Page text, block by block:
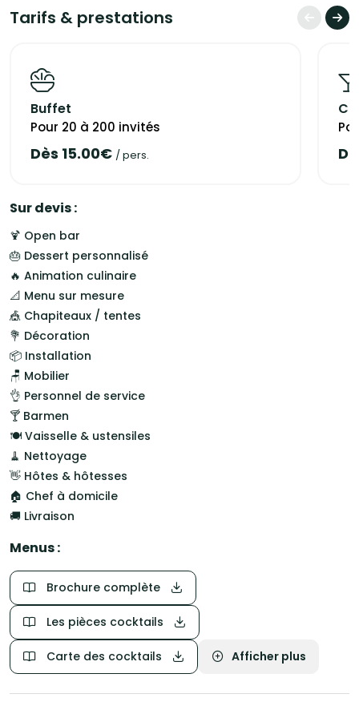
Nous sommes Traiteurs , Mais AUSSI nous avons une Salle de
Nous travaillons en équipe avec
-Une bonne Pâtissière ( Cake Design, Wedding Cake, ou
autres)
-Un Décorateur
-Des Prestataires musicaux
(chaises, tables, danseurs, chanteurs, dj, châteaux
gonflables, photobooth, livre audio, déco arcade à fleurs, à
ballons..)
Tout en 1.
Devis sur mesure, nous vous accompagnons en visuel ou
par téléphone .
N'hésitez pas à me contacter (Marion) pour toutes
informations .
Bien à vous.
A LA BONNE FRANQUETTE
Tarifs & prestations
Buffet
Pour 20 à 200 invités
Dès 15.00€ / pers.
Sur devis :
🍹 Open bar
🎂 Dessert personnalisé
🔥 Animation culinaire
📐 Menu sur mesure
🎪 Chapiteaux / tentes
💐 Décoration
📦 Installation
🪑 Mobilier
👌 Personnel de service
🍸 Barmen
🍽️ Vaisselle & ustensiles
🧹 Nettoyage
👋 Hôtes & hôtesses
🏠 Chef à domicile
🚚 Livraison
Menus :
Brochure complète
Les pièces cocktails
Carte des cocktails Afficher plus